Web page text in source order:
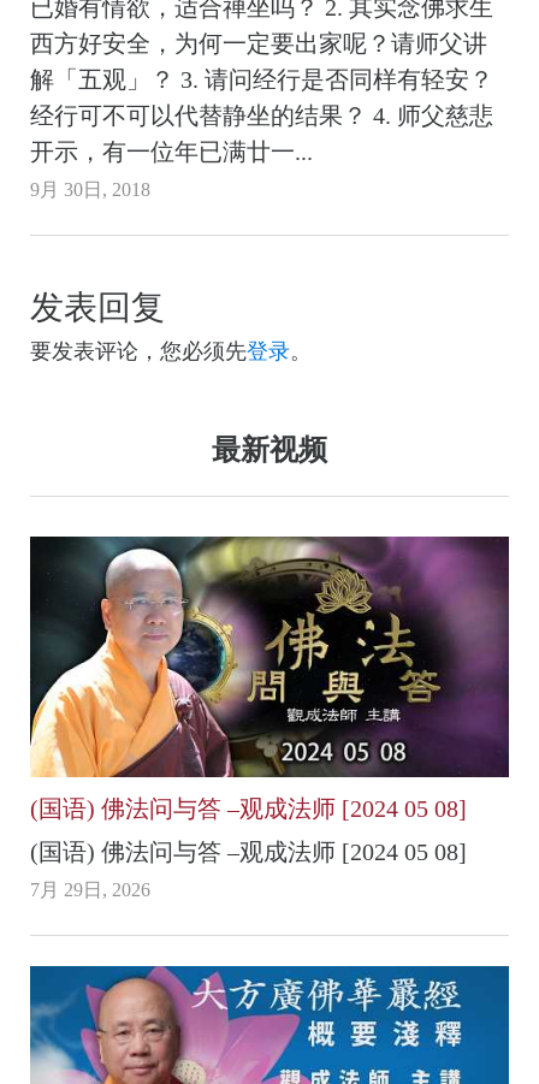
已婚有情欲，适合禅坐吗？ 2. 其实念佛求生
西方好安全，为何一定要出家呢？请师父讲
解「五观」？ 3. 请问经行是否同样有轻安？
经行可不可以代替静坐的结果？ 4. 师父慈悲
开示，有一位年已满廿一...
9月 30日, 2018
发表回复
要发表评论，您必须先登录。
最新视频
(国语) 佛法问与答 –观成法师 [2024 05 08]
(国语) 佛法问与答 –观成法师 [2024 05 08]
7月 29日, 2026